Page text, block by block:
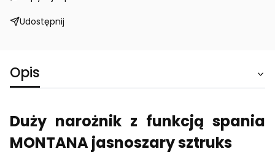
Udostępnij
Opis
Duży narożnik z funkcją spania
MONTANA jasnoszary sztruks